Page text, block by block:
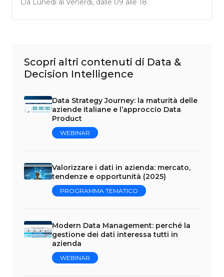
Scopri altri contenuti di Data &
Decision Intelligence
Data Strategy Journey: la maturità delle
aziende italiane e l’approccio Data
Product
WEBINAR
Valorizzare i dati in azienda: mercato,
tendenze e opportunità (2025)
PROGRAMMA TEMATICO
Modern Data Management: perché la
gestione dei dati interessa tutti in
azienda
WEBINAR